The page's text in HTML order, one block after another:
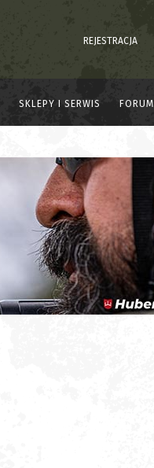
REJESTRACJA
SKLEPY I SERWIS FORUM